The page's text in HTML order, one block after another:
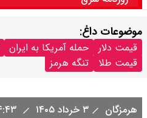
موضوعات داغ:
قیمت دلار حمله آمریکا به ایران
قیمت طلا
تنگه هرمز
هرمزگان ۳ خرداد ۱۴۰۵